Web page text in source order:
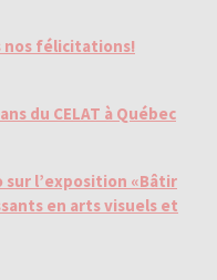
nos félicitations!
du CELAT à Québec
l’exposition «Bâtir
en arts visuels et